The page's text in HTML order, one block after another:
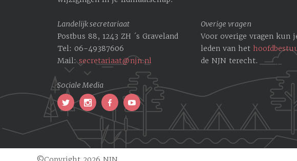
Landelijk secretariaat
Postbus 88, 1243 ZH ´s Graveland
Tel: 06-49387606
Mail:secretariaat@njn.nl
Overige vragen
Voor overige vragen kun
leden van het
de NJN terecht.
Sociale Media